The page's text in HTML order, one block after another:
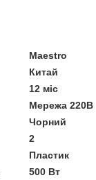
Maestro
Китай
12 міс
Мережа 220В
Чорний
2
Пластик
500 Вт